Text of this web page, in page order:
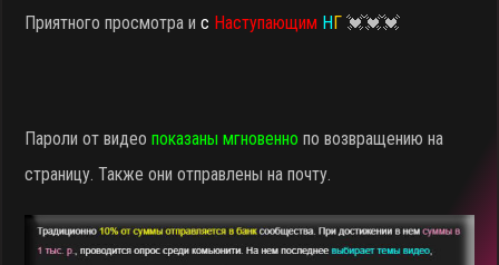
Приятного просмотра ис Наступающим Н Г 💓💓💓
Пароли от видео показаны мгновенно по возвращению на
страницу. Также они отправлены на почту.